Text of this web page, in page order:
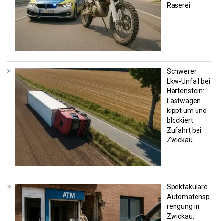
Raserei
Schwerer
Lkw-Unfall bei
Hartenstein:
Lastwagen
kippt um und
blockiert
Zufahrt bei
Zwickau
Spektakuläre
Automatensp
rengung in
Zwickau: